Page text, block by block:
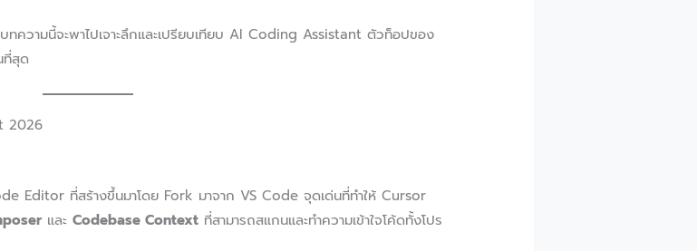
ความนี้จะพาไปเจาะลึกและเปรียบเทียบ AI Coding Assistant ตัวท็อปของ
ที่สุด
2026
Editor ที่สร้างขึ้นมาโดย Fork มาจาก VS Code จุดเด่นที่ทำให้ Cursor
และCodebase Context ที่สามารถสแกนและทำความเข้าใจโค้ดทั้งโปร